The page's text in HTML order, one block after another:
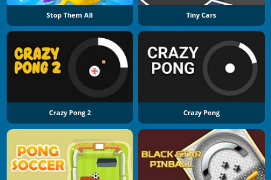
Stop Them All Tiny Cars
Crazy Pong 2 Crazy Pong